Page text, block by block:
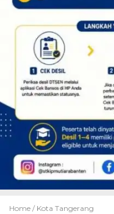
Home / Kota Tangerang